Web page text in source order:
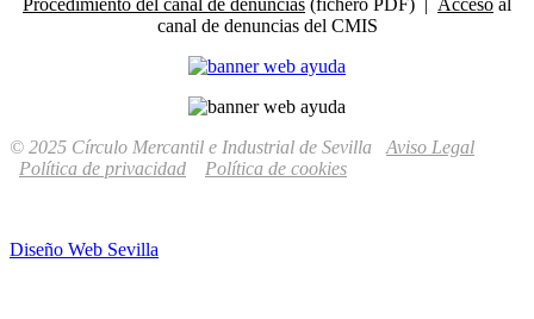
canal de denuncias del CMIS
© 2025 Círculo Mercantil e Industrial de Sevilla Aviso Legal
Política de privacidad
Política de cookies
Diseño Web Sevilla